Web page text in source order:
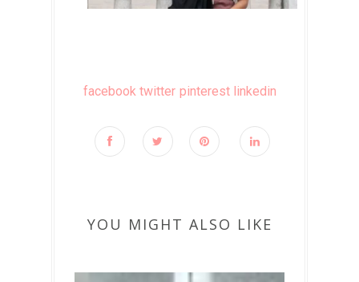
facebook twitter pinterest linkedin
YOU MIGHT ALSO LIKE